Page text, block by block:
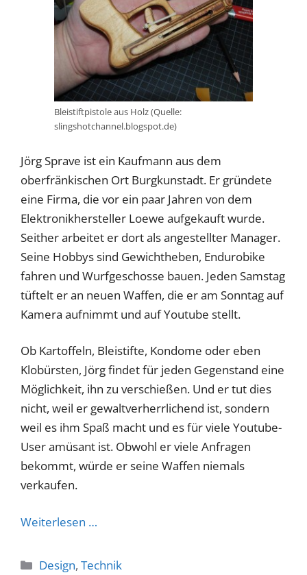
Bleistiftpistole aus Holz (Quelle:
slingshotchannel.blogspot.de)
Jörg Sprave ist ein Kaufmann aus dem
oberfränkischen Ort Burgkunstadt. Er gründete
eine Firma, die vor ein paar Jahren von dem
Elektronikhersteller Loewe aufgekauft wurde.
Seither arbeitet er dort als angestellter Manager.
Seine Hobbys sind Gewichtheben, Endurobike
fahren und Wurfgeschosse bauen. Jeden Samstag
tüftelt er an neuen Waffen, die er am Sonntag auf
Kamera aufnimmt und auf Youtube stellt.
Ob Kartoffeln, Bleistifte, Kondome oder eben
Klobürsten, Jörg findet für jeden Gegenstand eine
Möglichkeit, ihn zu verschießen. Und er tut dies
nicht, weil er gewaltverherrlichend ist, sondern
weil es ihm Spaß macht und es für viele Youtube-
User amüsant ist. Obwohl er viele Anfragen
bekommt, würde er seine Waffen niemals
verkaufen.
Weiterlesen …
Kategorien
Design,Technik